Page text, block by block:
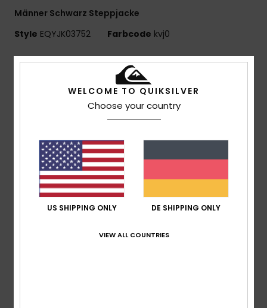
Männer Schwarz Steppjacke
Style EQYJK03752 Farbcode kvj0
Funktionen
Recycelter Stoff:Recycelter PolyesterStoff [70
Futter:Taft-Futter
Taschen:versteckte Reißverschlusstasche an der
Seite
Verschluss:Reißverschluss auf der Vorderseite mit
Klettband
Kordelzug an der Kapuze
WELCOME TO QUIKSILVER
Choose your country
US SHIPPING ONLY DE SHIPPING ONLY
VIEW ALL COUNTRIES